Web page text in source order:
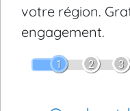
votre région.
engagement.
1 2 3